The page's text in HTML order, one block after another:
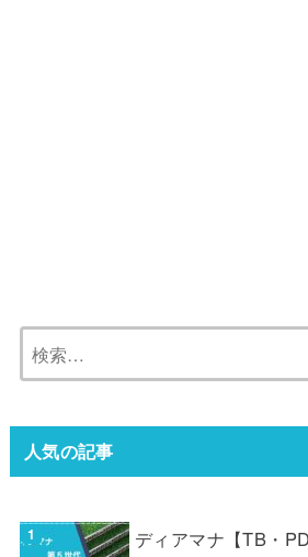
索:
人気の記事
ディアマナ【TB・